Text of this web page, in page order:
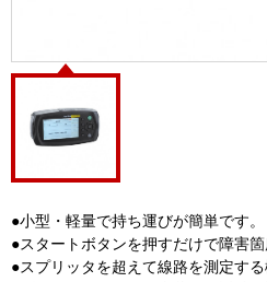
●小型・軽量で持ち運びが簡単です。
●スタートボタンを押すだけで障害箇
●スプリッタを超えて線路を測定する